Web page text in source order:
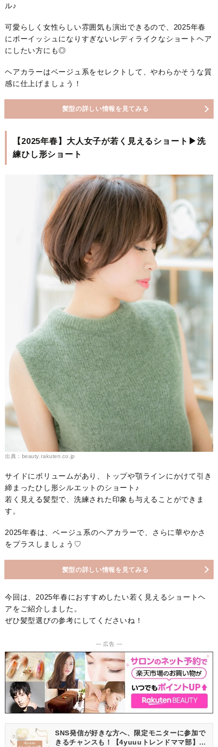
ル♪
可愛らしく女性らしい雰囲気も演出できるので、2025年春
にボーイッシュになりすぎないレディライクなショートヘア
にしたい方にも◎
ヘアカラーはベージュ系をセレクトして、やわらかそうな質
感に仕上げましょう！
髪型の詳しい情報を見てみる
【2025年春】大人女子が若く見えるショート▶洗
練ひし形ショート
出典：beauty.rakuten.co.jp
サイドにボリュームがあり、トップや顎ラインにかけて引き
締まったひし形シルエットのショート♪
若く見える髪型で、洗練された印象も与えることができま
す。
2025年春は、ベージュ系のヘアカラーで、さらに華やかさ
をプラスしましょう♡
髪型の詳しい情報を見てみる
今回は、2025年春におすすめしたい若く見えるショートヘ
アをご紹介しました。
ぜひ髪型選びの参考にしてくださいね！
― 広告 ―
SNS発信が好きな方へ、限定モニターに参加で
きるチャンスも！【4yuuuトレンドママ部】部